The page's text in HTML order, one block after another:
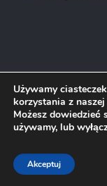
© 2022 Geobud
Używamy
korzystania z
Możesz dowiedzieć
używamy, lub
Akceptuj